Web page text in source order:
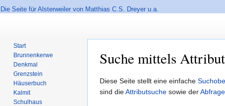
Die Seite für Alsterweiler von Matthias C.S. Dreyer u.a.
Suche mittels Attribut
Zur
Navigation
Zur
Suche
Diese Seite stellt eine einfache
sind dieAttributsuche sowie der
Start
Brunnenkerwe
Denkmal
Grenzstein
Häuserbuch
Kalmit
Schulhaus